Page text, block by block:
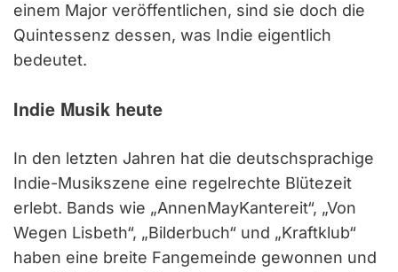
einem Major veröffentlichen, sind sie doch die
Quintessenz dessen, was Indie eigentlich
bedeutet.
Indie Musik heute
In den letzten Jahren hat die deutschsprachige
Indie-Musikszene eine regelrechte Blütezeit
erlebt. Bands wie „AnnenMayKantereit“, „Von
Wegen Lisbeth“, „Bilderbuch“ und „Kraftklub“
haben eine breite Fangemeinde gewonnen und